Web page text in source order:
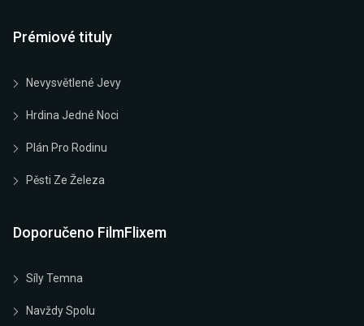
Prémiové tituly
Nevysvětlené Jevy
Hrdina Jedné Noci
Plán Pro Rodinu
Pěsti Ze Železa
Doporučeno FilmFlixem
Síly Temna
Navždy Spolu